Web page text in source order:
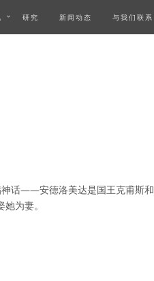
研究 新闻动态 与我们联系
神话——安德洛美达是国王克甫斯和
为妻。